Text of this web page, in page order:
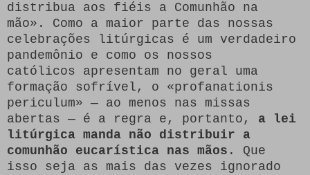
distribua aos fiéis a Comunhão na
mão». Como a maior parte das nossas
celebrações litúrgicas é um verdadeiro
pandemônio e como os nossos
católicos apresentam no geral uma
formação sofrível, o «profanationis
periculum» — ao menos nas missas
abertas — é a regra e, portanto, a lei
litúrgica manda não distribuir a
comunhão eucarística nas mãos . Que
isso seja as mais das vezes ignorado